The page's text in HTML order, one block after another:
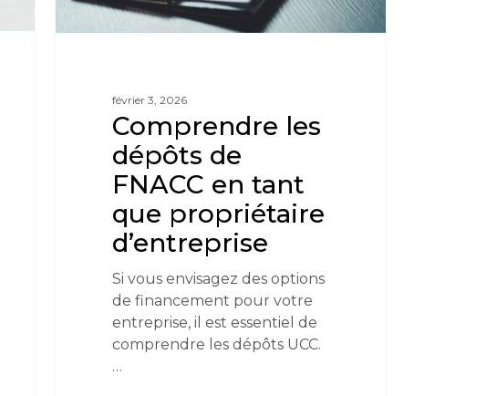
février 3, 2026
Comprendre les
dépôts de
FNACC en tant
que propriétaire
d’entreprise
Si vous envisagez des options
de financement pour votre
entreprise, il est essentiel de
comprendre les dépôts UCC.
…